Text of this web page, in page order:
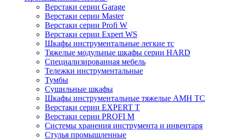
Верстаки серии Garage
Верстаки серии Master
Верстаки серии Profi W
Верстаки серии Expert WS
Шкафы инструментальные легкие тс
Тяжелые модульные шкафы серии HARD
Cпециализированная мебель
Тележки инструментальные
Тумбы
Cушильные шкафы
Шкафы инструментальные тяжелые AMH TC
Верстаки серии EXPERT T
Верстаки серии PROFI M
Системы хранения инструмента и инвентаря
Стулья промышленные